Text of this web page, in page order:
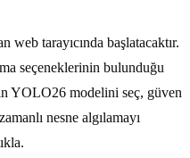
web tarayıcında başlatacaktır.
seçeneklerinin bulunduğu
YOLO26 modelini seç, güven
nesne algılamayı